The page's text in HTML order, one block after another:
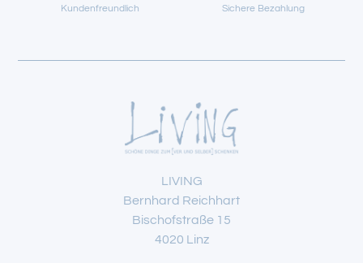
Kundenfreundlich Sichere Bezahlung
LIVING
Bernhard Reichhart
Bischofstraße 15
4020 Linz